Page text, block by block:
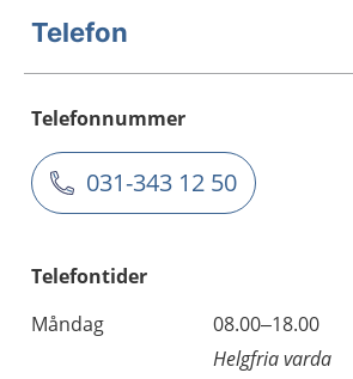
Telefon
Telefonnummer
031-343 12 50
Telefontider
Måndag
08.00–18.00
Helgfria varda